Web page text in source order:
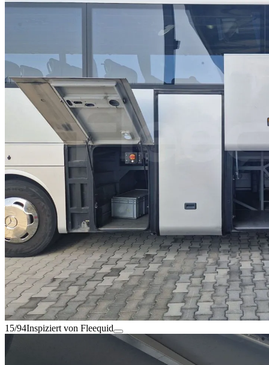
15/94Inspiziert von Fleequid